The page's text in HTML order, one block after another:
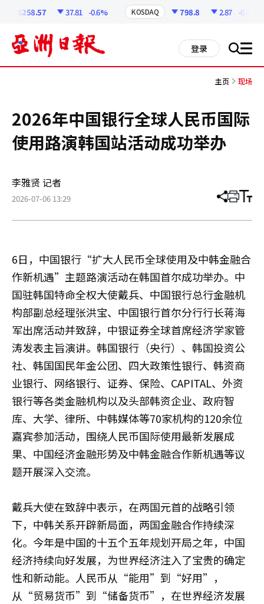
6258.57 37.81 -0.6% KOSDAQ 798.8 2.87 -0.36%
登录 搜 all
主页 现场
2026年中国银行全球人民币国际
使用路演韩国站活动成功举办
李雅贤 记者
2026-07-06 13:29 分
章
打 调
小
6日，中国银行“扩大人民币全球使用及中韩金融合
作新机遇”主题路演活动在韩国首尔成功举办。中
国驻韩国特命全权大使戴兵、中国银行总行金融机
构部副总经理张洪宝、中国银行首尔分行行长蒋海
军出席活动并致辞，中银证券全球首席经济学家管
涛发表主旨演讲。韩国银行（央行）、韩国投资公
社、韩国国民年金公团、四大政策性银行、韩资商
业银行、网络银行、证券、保险、CAPITAL、外资
银行等各类金融机构以及头部韩资企业、政府智
库、大学、律所、中韩媒体等70家机构的120余位
嘉宾参加活动，围绕人民币国际使用最新发展成
果、中国经济金融形势及中韩金融合作新机遇等议
题开展深入交流。
戴兵大使在致辞中表示，在两国元首的战略引领
下，中韩关系开辟新局面，两国金融合作持续深
化。今年是中国的十五个五年规划开局之年，中国
经济持续向好发展，为世界经济注入了宝贵的确定
性和新动能。人民币从“能用”到“好用”，
从“贸易货币”到“储备货币”，在世界经济发展